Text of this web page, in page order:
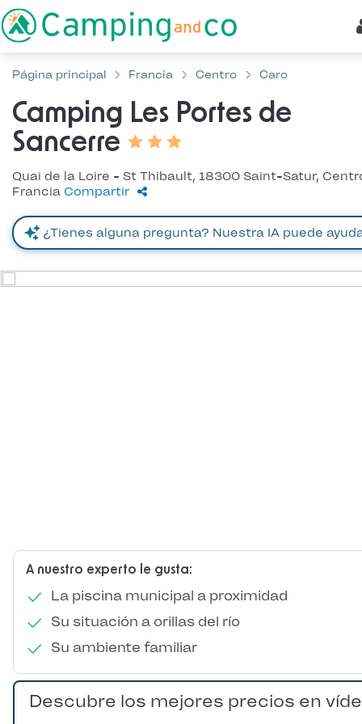
Página principal Francia Centro Caro
Camping Les Portes de
Sancerre
Quai de la Loire - St Thibault, 18300 Saint-Satur,
Francia Compartir
A nuestro experto le gusta:
La piscina municipal a proximidad
Su situación a orillas del río
Su ambiente familiar
Descubre los mejores precios en